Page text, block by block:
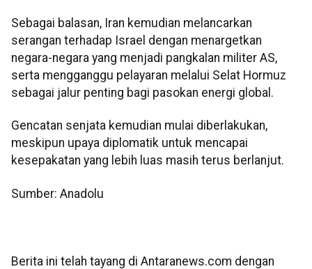
Sebagai balasan, Iran kemudian melancarkan
serangan terhadap Israel dengan menargetkan
negara-negara yang menjadi pangkalan militer AS,
serta mengganggu pelayaran melalui Selat Hormuz
sebagai jalur penting bagi pasokan energi global.
Gencatan senjata kemudian mulai diberlakukan,
meskipun upaya diplomatik untuk mencapai
kesepakatan yang lebih luas masih terus berlanjut.
Sumber: Anadolu
Berita ini telah tayang di Antaranews.com dengan